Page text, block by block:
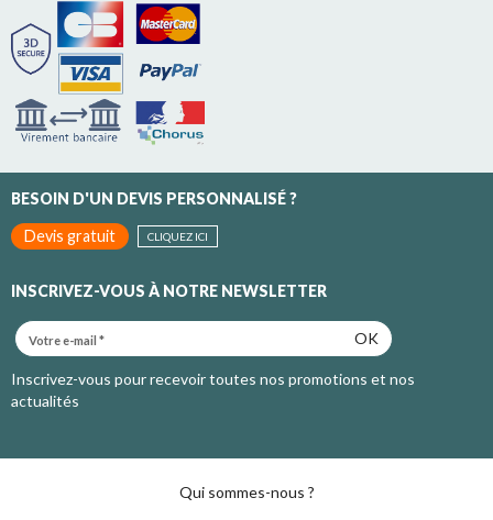
BESOIN D'UN DEVIS PERSONNALISÉ ?
Devis gratuit
CLIQUEZ ICI
INSCRIVEZ-VOUS À NOTRE NEWSLETTER
OK
Inscrivez-vous pour recevoir toutes nos promotions et nos
actualités
Qui sommes-nous ?